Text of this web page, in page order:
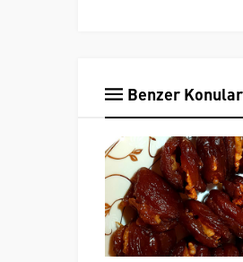
Benzer Konular